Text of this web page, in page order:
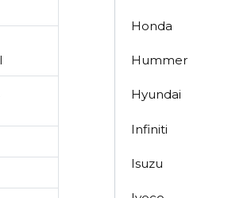
Honda
Hummer
Hyundai
Infiniti
Isuzu